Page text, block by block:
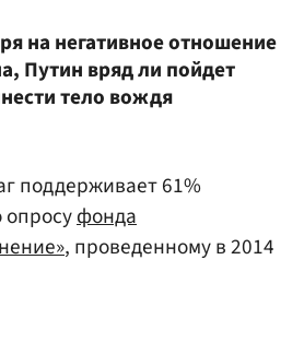
на негативное отношение
Путин вряд ли пойдет
тело вождя
поддерживает 61%
опросуфонда
, проведенному в 2014